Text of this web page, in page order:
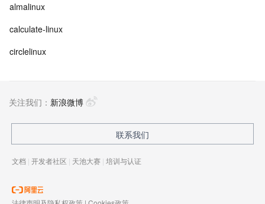
almalinux
calculate-linux
circlelinux
关注我们： 新浪微博
联系我们
文档 | 开发者社区 | 天池大赛 | 培训与认证